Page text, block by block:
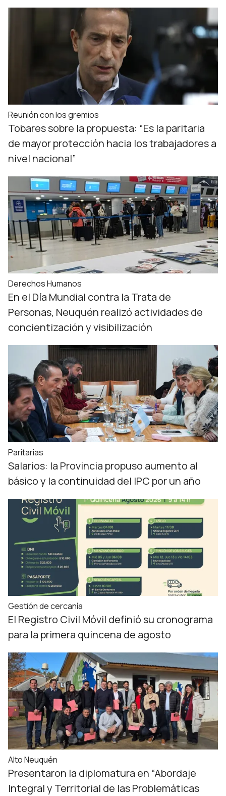
Reunión con los gremios
Tobares sobre la propuesta: “Es la paritaria
de mayor protección hacia los trabajadores a
nivel nacional”
Derechos Humanos
En el Día Mundial contra la Trata de
Personas, Neuquén realizó actividades de
concientización y visibilización
Paritarias
Salarios: la Provincia propuso aumento al
básico y la continuidad del IPC por un año
Gestión de cercanía
El Registro Civil Móvil definió su cronograma
para la primera quincena de agosto
Alto Neuquén
Presentaron la diplomatura en “Abordaje
Integral y Territorial de las Problemáticas